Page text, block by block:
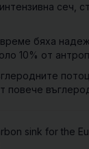
сеч,
бяха
10% от
повече
sink for the